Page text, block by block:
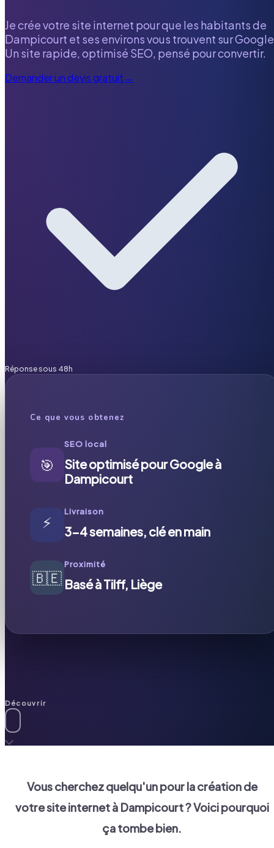
Je crée votre site internet pour que les habitants de
Dampicourt et ses environs vous trouvent sur
Un site rapide, optimisé SEO, pensé pour convertir.
Demander un devis gratuit→
Réponse sous 48h
Ce que vous obtenez
🎯
SEO local
Site optimisé pour Google à
Dampicourt
⚡
Livraison
3-4 semaines, clé en main
🇧🇪
Proximité
Basé à Tilff, Liège
Découvrir
Vous cherchez quelqu'un pour la création de
votre site internet à Dampicourt? Voici pourquoi
ça tombe bien.